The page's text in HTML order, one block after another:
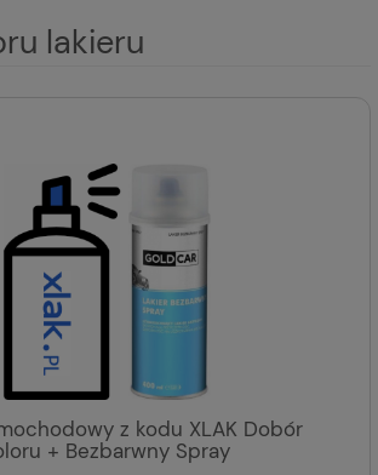
lakieru
z kodu XLAK Dobór
+ Bezbarwny Spray